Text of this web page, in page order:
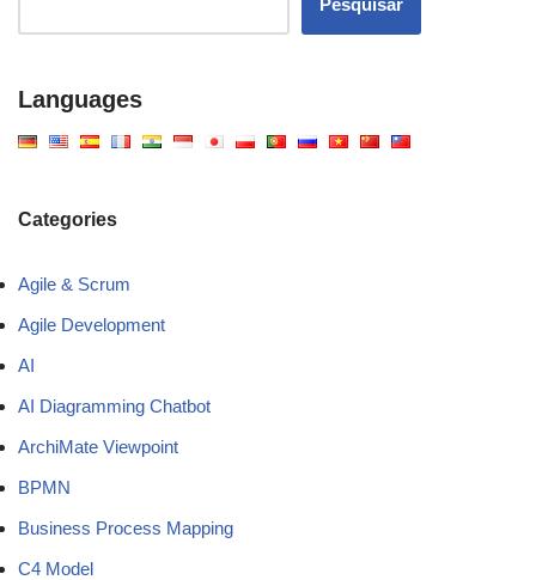
Languages
Categories
Agile & Scrum
Agile Development
AI
AI Diagramming Chatbot
ArchiMate Viewpoint
BPMN
Business Process Mapping
C4 Model